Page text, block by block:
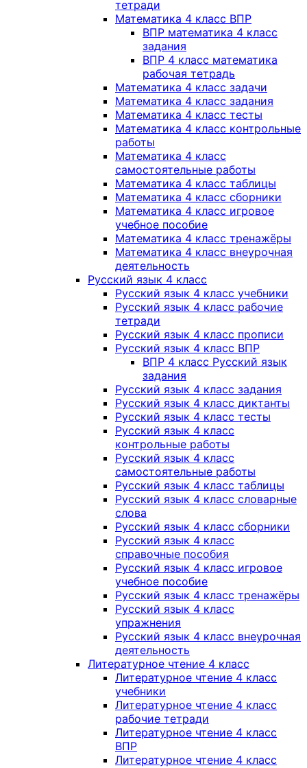
тетради
Математика 4 класс ВПР
ВПР математика 4 класс
задания
ВПР 4 класс математика
рабочая тетрадь
Математика 4 класс задачи
Математика 4 класс задания
Математика 4 класс тесты
Математика 4 класс контрольные
работы
Математика 4 класс
самостоятельные работы
Математика 4 класс таблицы
Математика 4 класс сборники
Математика 4 класс игровое
учебное пособие
Математика 4 класс тренажёры
Математика 4 класс внеурочная
деятельность
Русский язык 4 класс
Русский язык 4 класс учебники
Русский язык 4 класс рабочие
тетради
Русский язык 4 класс прописи
Русский язык 4 класс ВПР
ВПР 4 класс Русский язык
задания
Русский язык 4 класс задания
Русский язык 4 класс диктанты
Русский язык 4 класс тесты
Русский язык 4 класс
контрольные работы
Русский язык 4 класс
самостоятельные работы
Русский язык 4 класс таблицы
Русский язык 4 класс словарные
слова
Русский язык 4 класс сборники
Русский язык 4 класс
справочные пособия
Русский язык 4 класс игровое
учебное пособие
Русский язык 4 класс тренажёры
Русский язык 4 класс
упражнения
Русский язык 4 класс внеурочная
деятельность
Литературное чтение 4 класс
Литературное чтение 4 класс
учебники
Литературное чтение 4 класс
рабочие тетради
Литературное чтение 4 класс
ВПР
Литературное чтение 4 класс